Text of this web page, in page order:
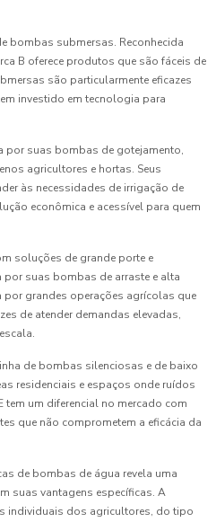
bombas submersas. Reconhecida
B oferece produtos que são fáceis de
são particularmente eficazes
investido em tecnologia para
por suas bombas de gotejamento,
agricultores e hortas. Seus
às necessidades de irrigação de
econômica e acessível para quem
soluções de grande porte e
suas bombas de arraste e alta
por grandes operações agrícolas que
de atender demandas elevadas,
de bombas silenciosas e de baixo
residenciais e espaços onde ruídos
tem um diferencial no mercado com
que não comprometem a eficácia da
de bombas de água revela uma
suas vantagens específicas. A
individuais dos agricultores, do tipo